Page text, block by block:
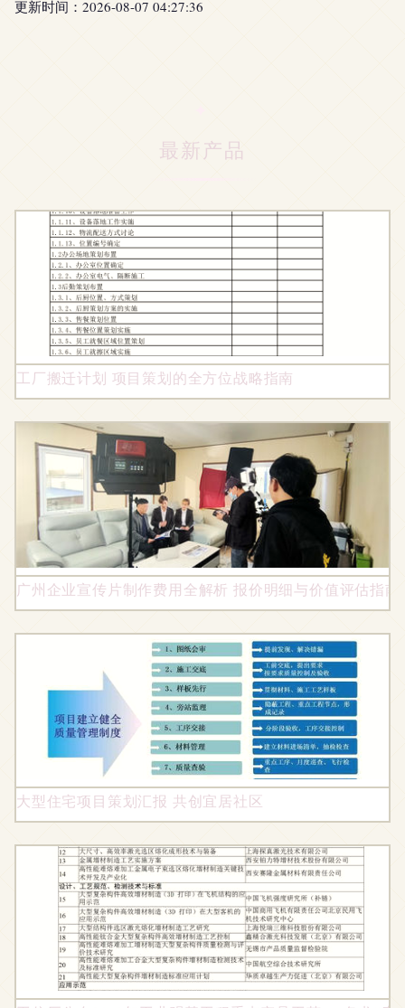
更新时间：2026-08-07 04:27:36
最新产品
工厂搬迁计划 项目策划的全方位战略指南
广州企业宣传片制作费用全解析 报价明细与价值评估指南
大型住宅项目策划汇报 共创宜居社区